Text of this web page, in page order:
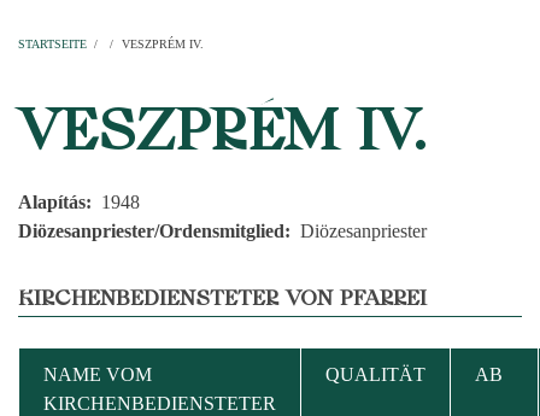
STARTSEITE / / VESZPRÉM IV.
VESZPRÉM IV.
Alapítás
1948
Diözesanpriester/Ordensmitglied
Diözesanpriester
KIRCHENBEDIENSTETER VON PFARREI
NAME VOM
KIRCHENBEDIENSTETER
QUALITÄT AB